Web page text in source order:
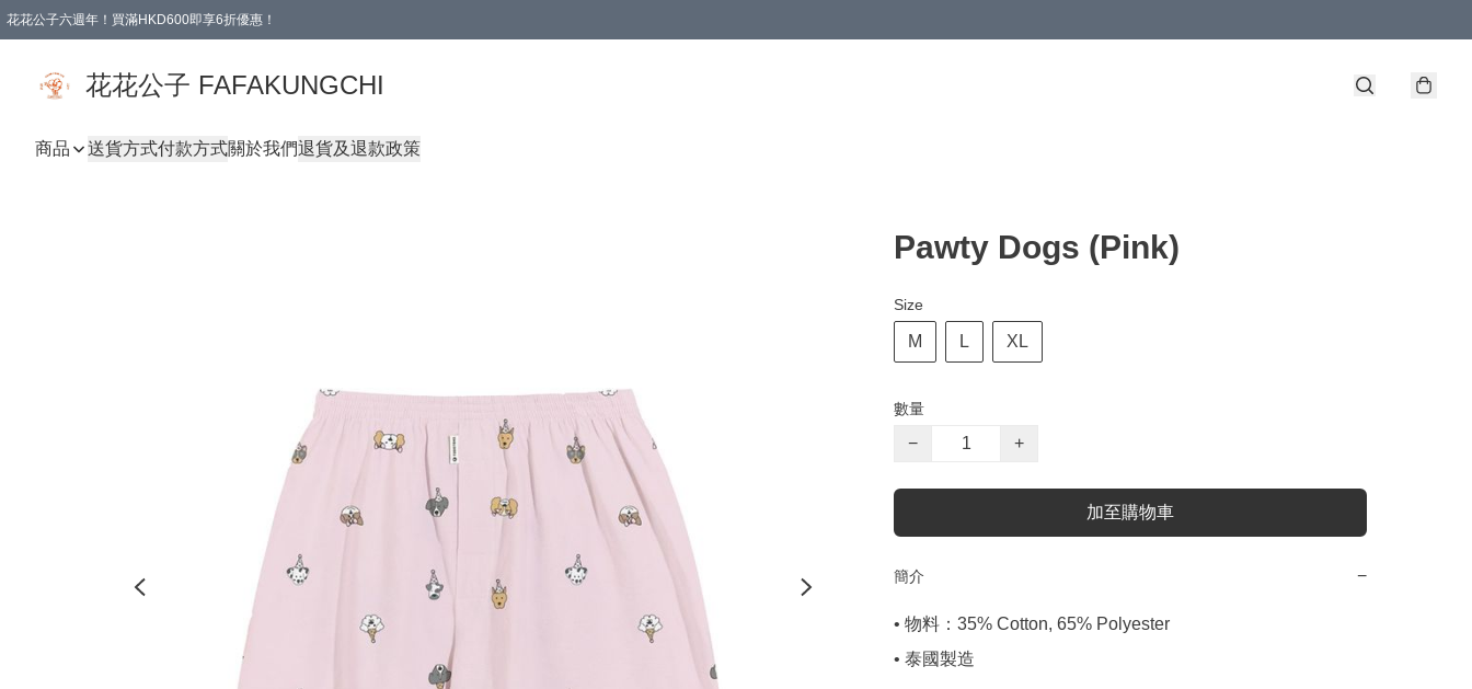
花花公子六週年！買滿HKD600即享6折優惠！
花花公子 FAFAKUNGCHI
商品 送貨方式付款方式關於我們退貨及退款政策
Pawty Dogs (Pink)
Size
M L XL
數量
− +
加至購物車
簡介 −
• 物料：35% Cotton, 65% Polyester
• 泰國製造